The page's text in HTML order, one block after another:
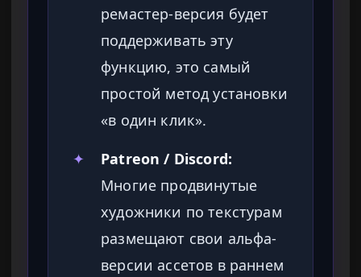
ремастер-версия будет
поддерживать эту
функцию, это самый
простой метод установки
«в один клик».
✦
Patreon / Discord:
Многие продвинутые
художники по текстурам
размещают свои альфа-
версии ассетов в раннем